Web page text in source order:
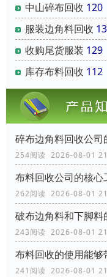
中山碎布回收 120
服装边角料回收
收购尾货服装 129
库存布料回收 112
碎布边角料回收公
254阅读 2026-08-01
布料回收公司的核心
262阅读 2026-08-01
破布边角料和下脚料
243阅读 2026-08-01
布料回收的使用能
241阅读 2026-08-01